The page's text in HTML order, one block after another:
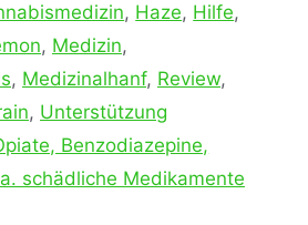
, Haze, Hilfe,
, Medizin,
, Medizinalhanf, Review,
, Unterstützung
Benzodiazepine,
schädliche Medikamente